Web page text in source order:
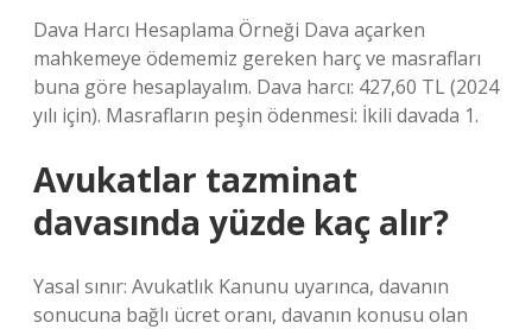
Dava Harcı Hesaplama Örneği Dava açarken
mahkemeye ödememiz gereken harç ve masrafları
buna göre hesaplayalım. Dava harcı: 427,60 TL (2024
yılı için). Masrafların peşin ödenmesi: İkili davada 1.
Avukatlar tazminat
davasında yüzde kaç alır?
Yasal sınır: Avukatlık Kanunu uyarınca, davanın
sonucuna bağlı ücret oranı, davanın konusu olan